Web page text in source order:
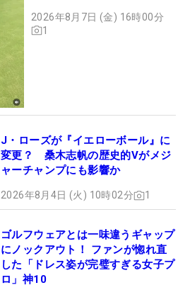
2026年8月7日 (金) 16時00分
1
J・ローズが『イエローボール』に
変更？ 桑木志帆の歴史的Vがメジ
ャーチャンプにも影響か
2026年8月4日 (火) 10時02分 1
ゴルフウェアとは一味違うギャップ
にノックアウト！ ファンが惚れ直
した「ドレス姿が完璧すぎる女子プ
ロ」神10